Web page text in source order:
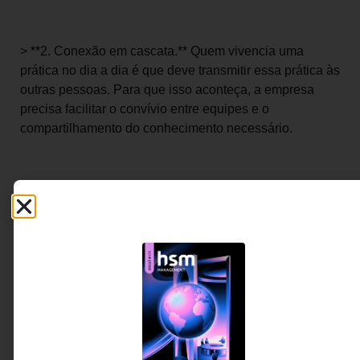
> **2. Conexão em cascata.** Quem vivencia uma
prática no dia a dia é que deve transmitir essa prática às
outras pessoas. Para que isso aconteça, a empresa
precisa facilitar o convívio entre equipes e o
compartilhamento do conhecimento necessário.
crescem, e que superam o número de dez pessoas,
isso, até grupos que já têm excelência arriscam-se a
perdê-la em fases de crescimento.
> **4. Salto de ruim a ótimo.** A mudança em direção à
excelência não acontece com uma caminhada passo a